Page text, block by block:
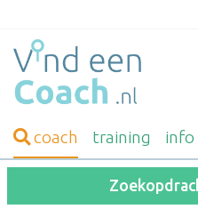
coach training info